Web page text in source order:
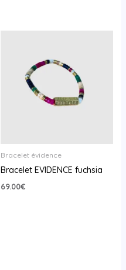
Bracelet évidence
Bracelet EVIDENCE fuchsia
69.00€